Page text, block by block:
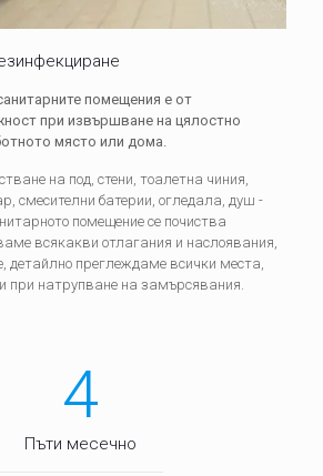
помещения е от
при извършване на цялостно
място или дома.
на под, стени, тоалетна чиния,
смесителни батерии, огледала, душ -
помещение се почиства
всякакви отлагания и наслоявания,
детайлно преглеждаме всички места,
при натрупване на замърсявания.
4
Пъти месечно